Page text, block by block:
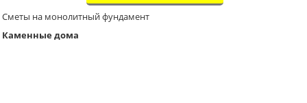
Сметы на монолитный фундамент
Каменные дома